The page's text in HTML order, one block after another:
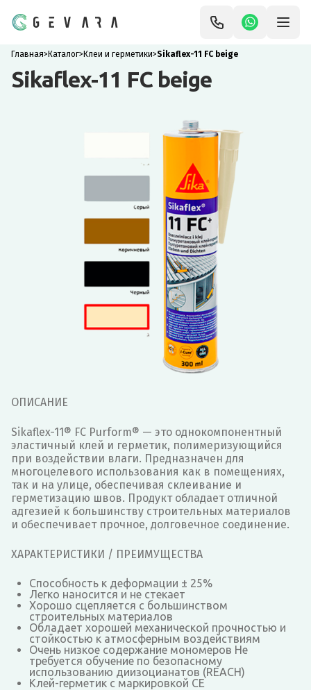
Главная> Каталог> Клеи и герметики>Sikaflex-11 FC beige
Sikaflex-11 FC beige
ОПИСАНИЕ
Sikaflex-11® FC Purform® — это однокомпонентный
эластичный клей и герметик, полимеризующийся
при воздействии влаги. Предназначен для
многоцелевого использования как в помещениях,
так и на улице, обеспечивая склеивание и
герметизацию швов. Продукт обладает отличной
адгезией к большинству строительных материалов
и обеспечивает прочное, долговечное соединение.
ХАРАКТЕРИСТИКИ / ПРЕИМУЩЕСТВА
Способность к деформации ± 25%
Легко наносится и не стекает
Хорошо сцепляется с большинством
строительных материалов
Обладает хорошей механической прочностью и
стойкостью к атмосферным воздействиям
Очень низкое содержание мономеров Не
требуется обучение по безопасному
использованию диизоцианатов (REACH)
Клей-герметик с маркировкой CE